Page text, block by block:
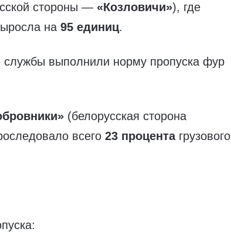
стороны — «Козловичи»), где
на 95 единиц.
выполнили норму пропуска фур
(белорусская сторона
всего 23 процентагрузового